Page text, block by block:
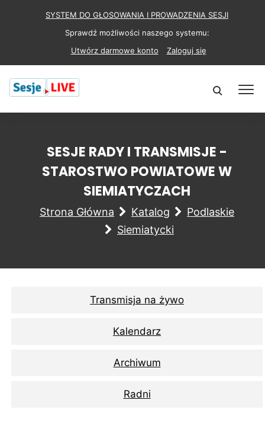
SYSTEM DO GŁOSOWANIA I PROWADZENIA SESJI
Sprawdź możliwości naszego systemu:
Utwórz darmowe konto
Zaloguj się
SESJE RADY I TRANSMISJE -
STAROSTWO POWIATOWE W
SIEMIATYCZACH
Strona Główna Katalog
Podlaskie
Siemiatycki
Transmisja na żywo
Kalendarz
Archiwum
Radni